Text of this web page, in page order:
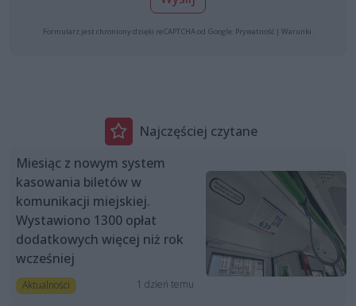
Formularz jest chroniony dzięki reCAPTCHA od Google: Prywatność | Warunki
Najczęściej czytane
Miesiąc z nowym system
kasowania biletów w
komunikacji miejskiej.
Wystawiono 1300 opłat
dodatkowych więcej niż rok
wcześniej
Aktualności 1 dzień temu